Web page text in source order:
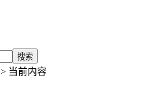
搜索
> 当前内容